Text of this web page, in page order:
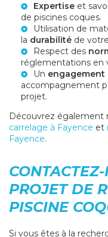
Expertise et
de piscines coques.
Utilisation de
la durabilité de
Respect des
réglementations en
Un engagement
accompagnement
projet.
Découvrez également
carrelage à Fayence et
Fayence.
PROJET DE
PISCINE
Si vous êtes à la